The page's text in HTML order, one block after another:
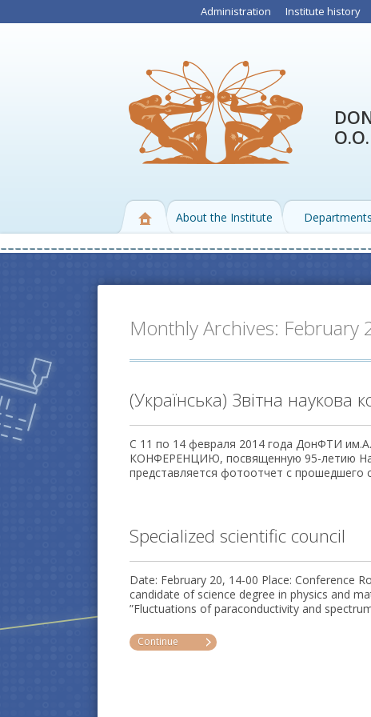
Administration Institute history
About the Institute Departments
Monthly Archives: February
(Українська) Звітна наукова
С 11 по 14 февраля 2014 года ДонФТИ
КОНФЕРЕНЦИЮ, посвященную 95-летию
представляется фотоотчет с прошедшего
Specialized scientific council
Date: February 20, 14-00 Place: Conference
candidate of science degree in physics and
”Fluctuations of paraconductivity and
Continue